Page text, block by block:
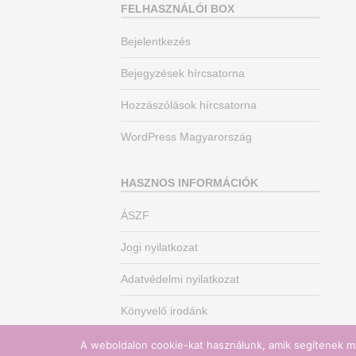
FELHASZNÁLÓI BOX
Bejelentkezés
Bejegyzések hírcsatorna
Hozzászólások hírcsatorna
WordPress Magyarország
HASZNOS INFORMÁCIÓK
ÁSZF
Jogi nyilatkozat
Adatvédelmi nyilatkozat
Könyvelő irodánk
A weboldalon cookie-kat használunk, amik segítenek